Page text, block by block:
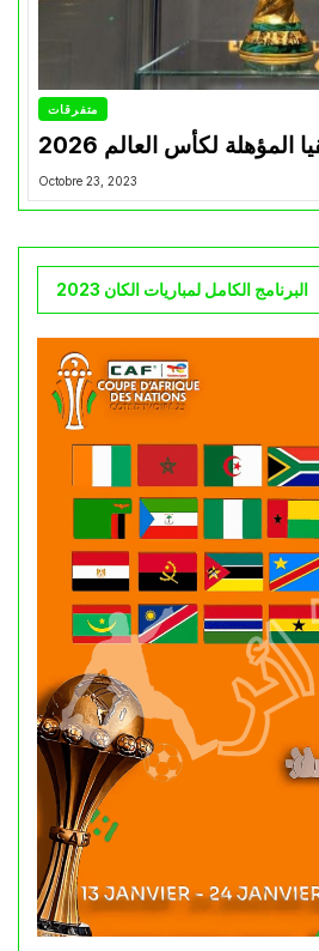
متفرقات
لكأس العالم 2026
Octobre 23, 2023
البرنامج الكامل لمباريات الكان 2023